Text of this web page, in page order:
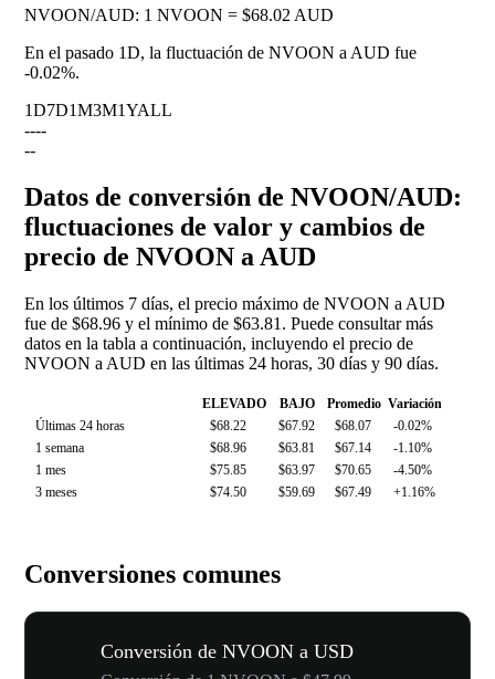
NVOON/AUD: 1 NVOON = $68.02 AUD
En el pasado 1D, la fluctuación de NVOON a AUD fue
-0.02%.
1D7D1M3M1YALL
----
--
Datos de conversión de NVOON/AUD:
fluctuaciones de valor y cambios de
precio de NVOON a AUD
En los últimos 7 días, el precio máximo de NVOON a AUD
fue de $68.96 y el mínimo de $63.81. Puede consultar más
datos en la tabla a continuación, incluyendo el precio de
NVOON a AUD en las últimas 24 horas, 30 días y 90 días.
ELEVADO BAJO Promedio Variación
Últimas 24 horas
$68.22 $67.92 $68.07
-0.02%
1 semana
$68.96 $63.81 $67.14
-1.10%
1 mes
$75.85 $63.97 $70.65
-4.50%
3 meses
$74.50 $59.69 $67.49 +1.16%
Conversiones comunes
Conversión de NVOON a USD